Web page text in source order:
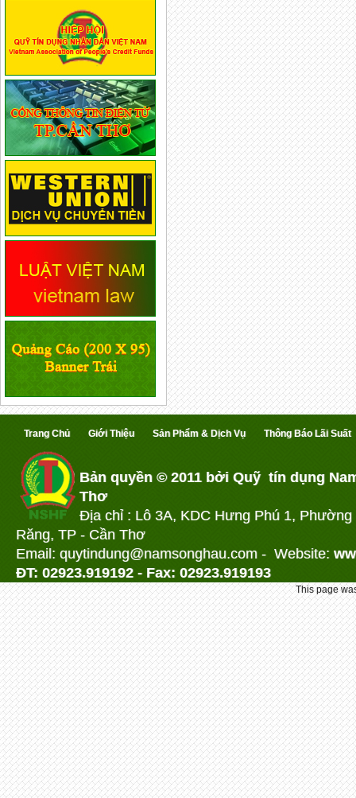
Trang Chủ Giới Thiệu Sản Phẩm & Dịch Vụ Thông Báo Lãi Suất
Bản quyền © 2011 bởi Quỹ tín dụng
Thơ
Địa chỉ : Lô 3A, KDC Hưng Phú 1,
Răng, TP - Cần Thơ
Email: quytindung@namsonghau.com - Website:
ĐT: 02923.919192 - Fax: 02923.919193
This page